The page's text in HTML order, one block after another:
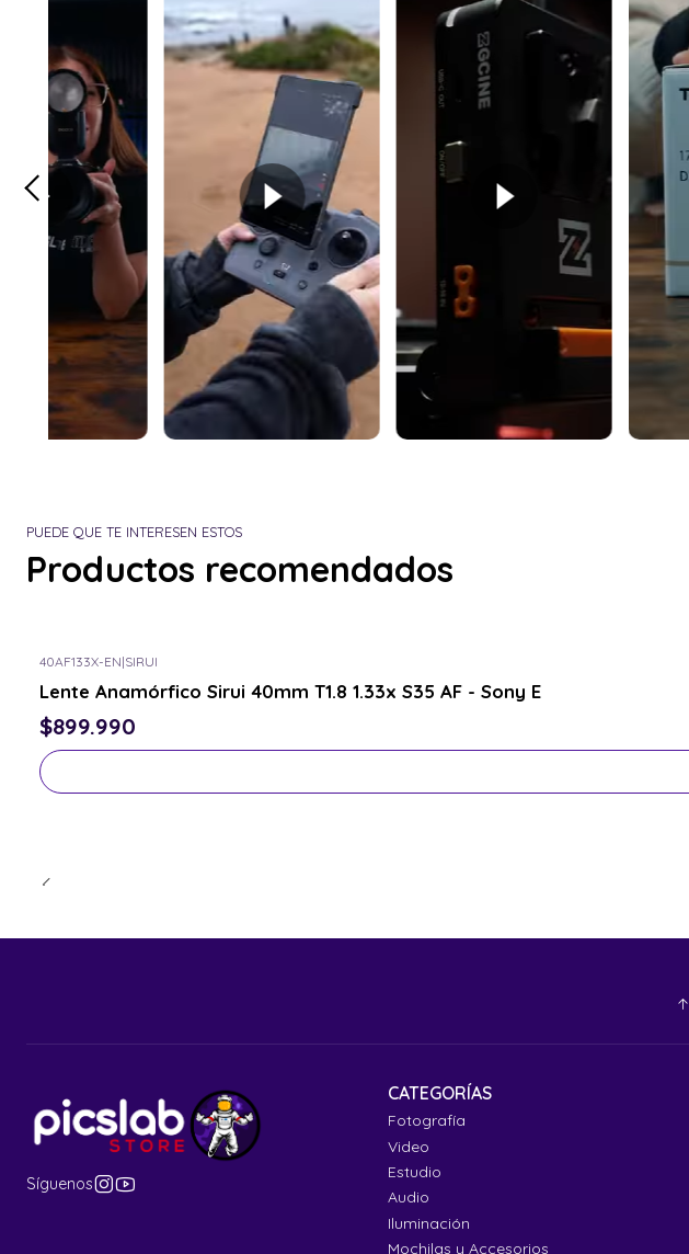
PUEDE QUE TE INTERESEN ESTOS
Productos recomendados
40AF133X-EN|SIRUI
Lente Anamórfico Sirui 40mm T1.8 1.33x S35 AF - Sony E
$899.990
Síguenos
CATEGORÍAS
Fotografía
Video
Estudio
Audio
Iluminación
Mochilas y Accesorios